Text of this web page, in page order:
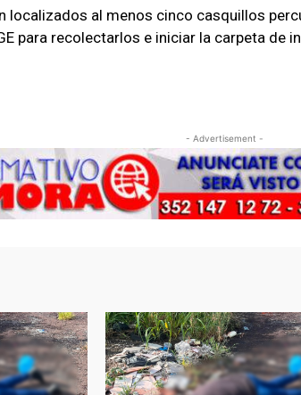
localizados al menos cinco casquillos
para recolectarlos e iniciar la carpeta de
- Advertisement -